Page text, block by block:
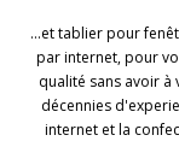
...et tablier pour
par internet, pour
qualité sans avoir à
décennies
internet et la